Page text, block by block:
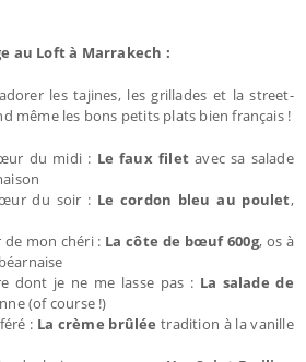
au Loft à Marrakech :
les tajines, les grillades et la street-
même les bons petits plats bien français !
du midi : Le faux filetavec sa salade
du soir : Le cordon bleu au poulet,
mon chéri : La côte de bœuf 600g, os à
dont je ne me lasse pas : La salade de
(of course !)
: La crème brûlée tradition à la vanille